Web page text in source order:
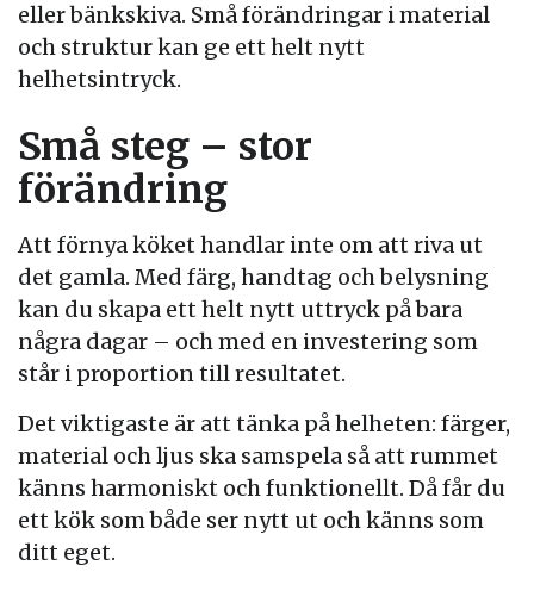
eller bänkskiva. Små förändringar i material
och struktur kan ge ett helt nytt
helhetsintryck.
Små steg – stor
förändring
Att förnya köket handlar inte om att riva ut
det gamla. Med färg, handtag och belysning
kan du skapa ett helt nytt uttryck på bara
några dagar – och med en investering som
står i proportion till resultatet.
Det viktigaste är att tänka på helheten: färger,
material och ljus ska samspela så att rummet
känns harmoniskt och funktionellt. Då får du
ett kök som både ser nytt ut och känns som
ditt eget.